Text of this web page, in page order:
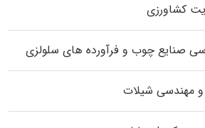
کشاورزی
صنایع چوب و فرآورده‌ های سلولزی
و مهندسی شیلات